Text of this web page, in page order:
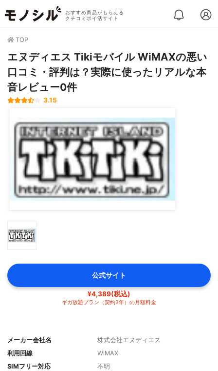
おすすめ商品がもらえる
クチコミポイ活サイト
TOP
エヌディエス Tikiモバイル WiMAXの悪い
口コミ・評判は？実際に使ったリアルな本
音レビュー0件
3.15
公式サイト
¥4,389(税込)
ギガ放題プラン（契約3年）の月額料金
メーカー会社名
株式会社エヌディエス
利用回線
WiMAX
SIMフリー対応
不明